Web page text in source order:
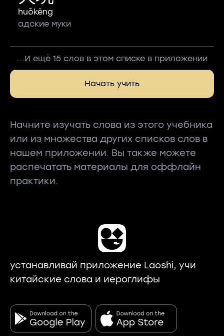
huǒkēng
адские муки
...И ещё 15 слов в этом списке в приложении
Начать учить
Начните изучать слова из этого учебника
или из множества других списков слов в
нашем приложении. Вы также можете
распечатать материалы для оффлайн
практики.
устанавливай приложение Laoshi, учи
китайские слова и иероглифы